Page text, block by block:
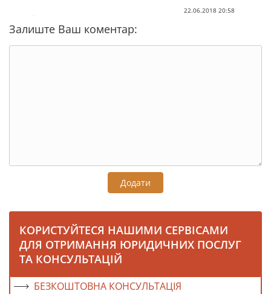
22.06.2018 20:58
Залиште Ваш коментар:
Додати
КОРИСТУЙТЕСЯ НАШИМИ СЕРВІСАМИ
ДЛЯ ОТРИМАННЯ ЮРИДИЧНИХ ПОСЛУГ
ТА КОНСУЛЬТАЦІЙ
БЕЗКОШТОВНА КОНСУЛЬТАЦІЯ